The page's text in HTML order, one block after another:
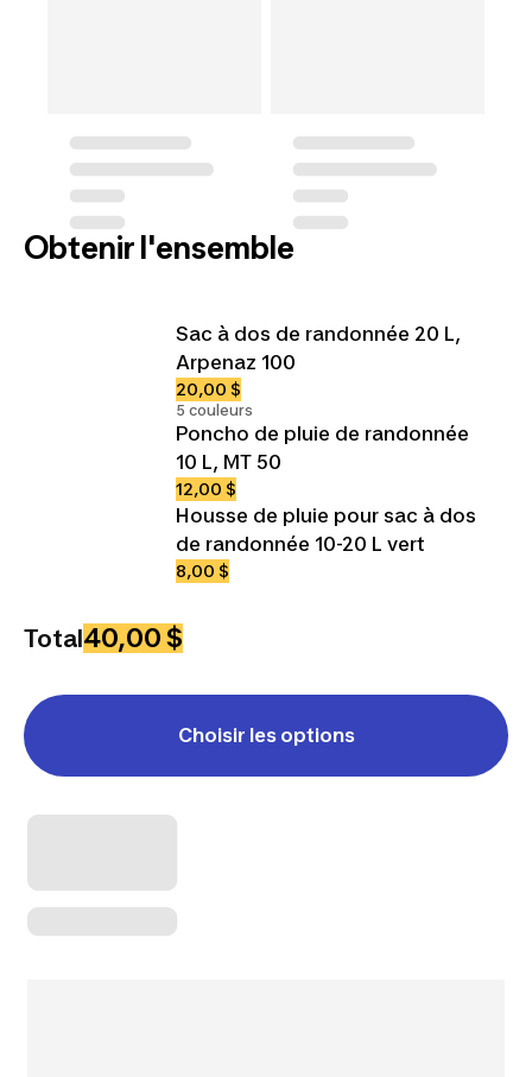
Obtenir l'ensemble
Sac à dos de randonnée 20 L,
Arpenaz 100
20,00 $
5 couleurs
Poncho de pluie de randonnée
10 L, MT 50
12,00 $
Housse de pluie pour sac à dos
de randonnée 10-20 L vert
8,00 $
Total40,00 $
Choisir les options